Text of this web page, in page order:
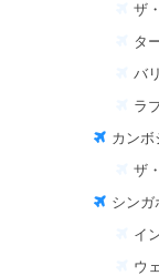
ザ
タ
バ
ラ
カンボ
ザ
シンガ
イ
ウ